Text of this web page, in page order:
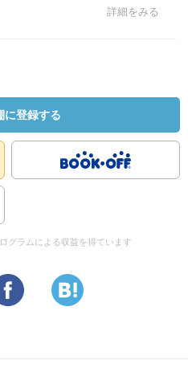
詳細をみる
に登録する
グラムによる収益を得ています